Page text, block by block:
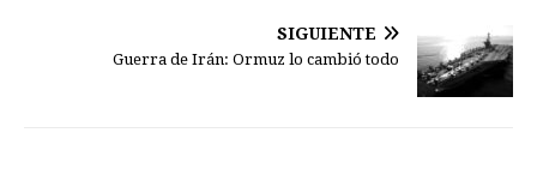
SIGUIENTE
Guerra de Irán: Ormuz lo cambió todo